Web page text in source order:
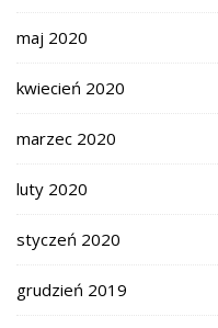
maj 2020
kwiecień 2020
marzec 2020
luty 2020
styczeń 2020
grudzień 2019